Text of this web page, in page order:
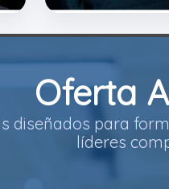
Oferta
diseñados para
líderes